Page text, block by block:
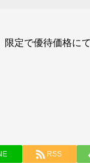
定で優待価格に
RSS